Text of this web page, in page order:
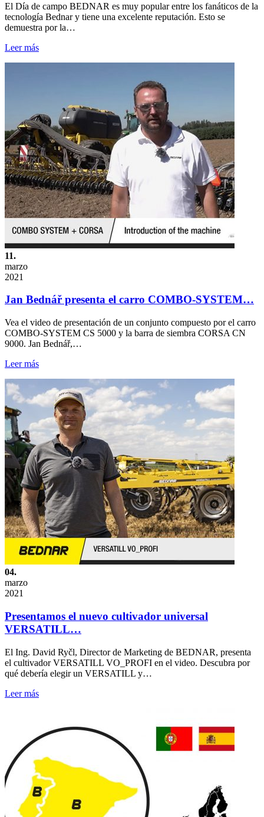
El Día de campo BEDNAR es muy popular entre los fanáticos de la
tecnología Bednar y tiene una excelente reputación. Esto se
demuestra por la…
Leer más
11.
marzo
2021
Jan Bednář presenta el carro COMBO-SYSTEM…
Vea el video de presentación de un conjunto compuesto por el carro
COMBO-SYSTEM CS 5000 y la barra de siembra CORSA CN
9000. Jan Bednář,…
Leer más
04.
marzo
2021
Presentamos el nuevo cultivador universal
VERSATILL…
El Ing. David Ryčl, Director de Marketing de BEDNAR, presenta
el cultivador VERSATILL VO_PROFI en el video. Descubra por
qué debería elegir un VERSATILL y…
Leer más